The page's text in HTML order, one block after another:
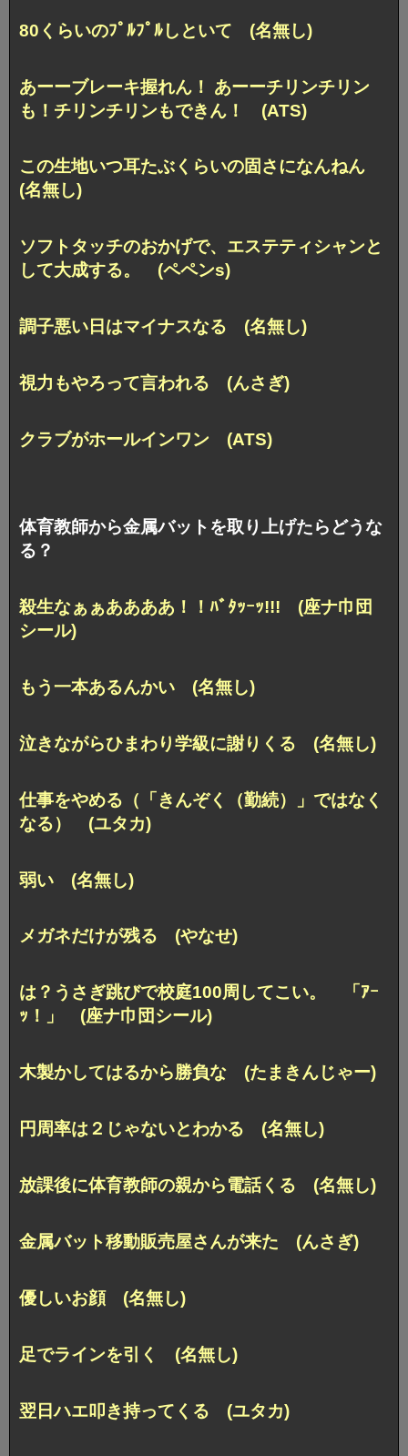
80くらいのﾌﾟﾙﾌﾟﾙしといて (名無し)
あーーブレーキ握れん！ あーーチリンチリン
も！チリンチリンもできん！ (ATS)
この生地いつ耳たぶくらいの固さになんねん
(名無し)
ソフトタッチのおかげで、エステティシャンと
して大成する。 (ペペンs)
調子悪い日はマイナスなる (名無し)
視力もやろって言われる (んさぎ)
クラブがホールインワン (ATS)
体育教師から金属バットを取り上げたらどうな
る？
殺生なぁぁああああ！！ﾊﾞﾀｯｰｯ!!! (座ナ巾団
シール)
もう一本あるんかい (名無し)
泣きながらひまわり学級に謝りくる (名無し)
仕事をやめる（「きんぞく（勤続）」ではなく
なる） (ユタカ)
弱い (名無し)
メガネだけが残る (やなせ)
は？うさぎ跳びで校庭100周してこい。 「ｱｰ
ｯ！」 (座ナ巾団シール)
木製かしてはるから勝負な (たまきんじゃー)
円周率は２じゃないとわかる (名無し)
放課後に体育教師の親から電話くる (名無し)
金属バット移動販売屋さんが来た (んさぎ)
優しいお顔 (名無し)
足でラインを引く (名無し)
翌日ハエ叩き持ってくる (ユタカ)